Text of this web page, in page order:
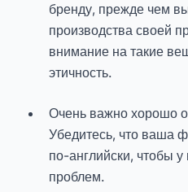
бренду, прежде чем
производства своей
внимание на такие
этичность.
Очень важно хорошо
Убедитесь, что ваша
по-английски, чтобы
проблем.